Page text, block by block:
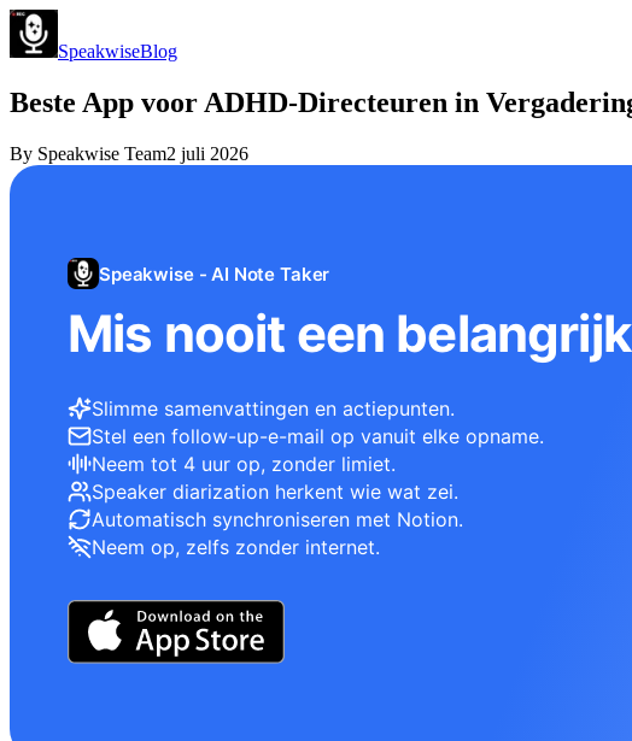
SpeakwiseBlog
Beste App voor ADHD-Directeuren in
By Speakwise Team2 juli 2026
Speakwise - AI Note Taker
Mis nooit een
Slimme samenvattingen en actiepunten.
Stel een follow-up-e-mail op vanuit elke opname.
Neem tot 4 uur op, zonder limiet.
Speaker diarization herkent wie wat zei.
Automatisch synchroniseren met Notion.
Neem op, zelfs zonder internet.